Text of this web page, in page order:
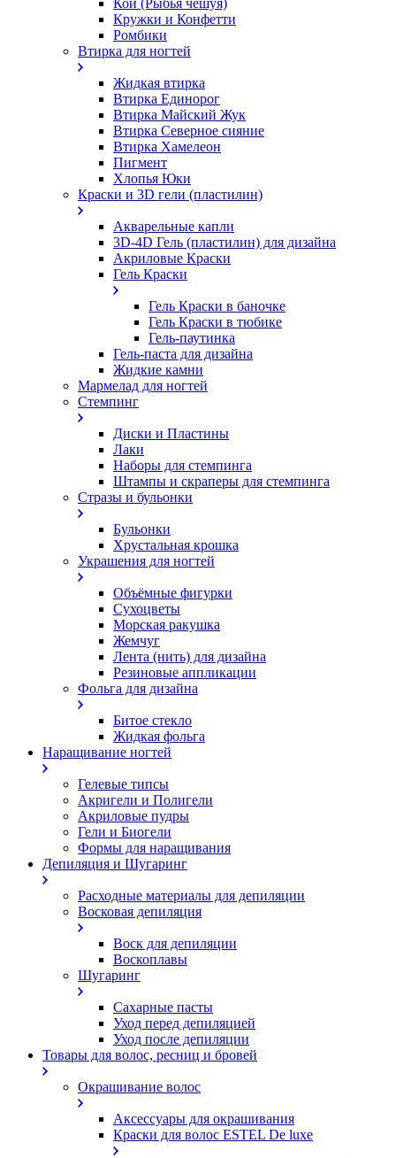
Кои (Рыбья чешуя)
Кружки и Конфетти
Ромбики
Втирка для ногтей
Жидкая втирка
Втирка Единорог
Втирка Майский Жук
Втирка Северное сияние
Втирка Хамелеон
Пигмент
Хлопья Юки
Краски и 3D гели (пластилин)
Акварельные капли
3D-4D Гель (пластилин) для дизайна
Акриловые Краски
Гель Краски
Гель Краски в баночке
Гель Краски в тюбике
Гель-паутинка
Гель-паста для дизайна
Жидкие камни
Мармелад для ногтей
Стемпинг
Диски и Пластины
Лаки
Наборы для стемпинга
Штампы и скраперы для стемпинга
Стразы и бульонки
Бульонки
Хрустальная крошка
Украшения для ногтей
Объёмные фигурки
Сухоцветы
Морская ракушка
Жемчуг
Лента (нить) для дизайна
Резиновые аппликации
Фольга для дизайна
Битое стекло
Жидкая фольга
Наращивание ногтей
Гелевые типсы
Акригели и Полигели
Акриловые пудры
Гели и Биогели
Формы для наращивания
Депиляция и Шугаринг
Расходные материалы для депиляции
Восковая депиляция
Воск для депиляции
Воскоплавы
Шугаринг
Сахарные пасты
Уход перед депиляцией
Уход после депиляции
Товары для волос, ресниц и бровей
Окрашивание волос
Аксессуары для окрашивания
Краски для волос ESTEL De luxe